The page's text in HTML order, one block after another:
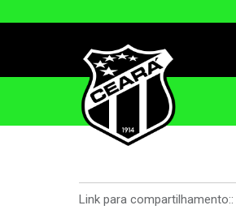
Link para compartilhamento::